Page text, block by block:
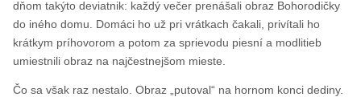
dňom takýto deviatnik: každý večer prenášali obraz Bohorodičky
do iného domu. Domáci ho už pri vrátkach čakali, privítali ho
krátkym príhovorom a potom za sprievodu piesní a modlitieb
umiestnili obraz na najčestnejšom mieste.
Čo sa však raz nestalo. Obraz „putoval“ na hornom konci dediny.